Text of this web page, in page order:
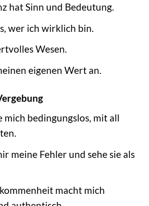
hat Sinn und Bedeutung.
wer ich wirklich bin.
Wesen.
eigenen Wert an.
mich bedingungslos, mit all
meine Fehler und sehe sie als
macht mich